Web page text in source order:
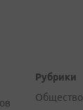
Рубрики
Общество